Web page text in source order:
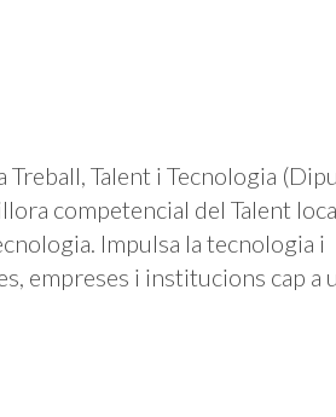
Treball, Talent i Tecnologia
competencial del Talent
Impulsa la tecnologia i
empreses i institucions cap a